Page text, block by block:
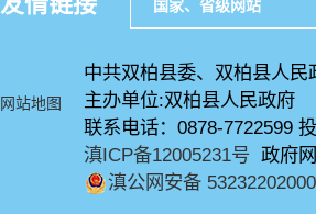
国家、省级网站
网站地图
中共双柏县委、双柏县人
主办单位:双柏县人民政府
联系电话：0878-7722599
滇ICP备12005231号 政府
滇公网安备